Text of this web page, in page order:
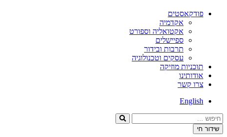
פודקאסטים
אקדמיה
אקטואליה וספורט
ספיישלים
תרבות ובידור
עסקים וטכנולוגיה
תוכניות מוזיקה
אודותינו
צרו קשר
English
חיפוש:
שידור חי